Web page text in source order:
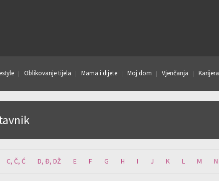
Oblikovanje tijela Mama i dijete Moj dom Vjenčanja Karijera
C, Č, Ć D, Đ, DŽ E F G H I J K L M N